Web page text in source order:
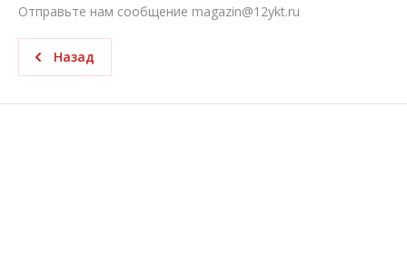
Отправьте нам сообщение magazin@12ykt.ru
Назад